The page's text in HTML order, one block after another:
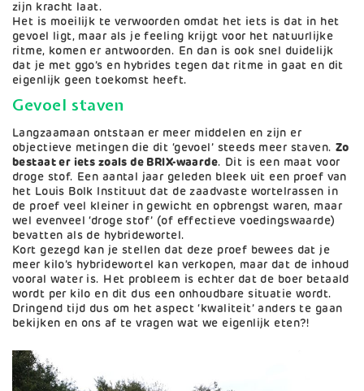
zijn kracht laat.
Het is moeilijk te verwoorden omdat het iets is dat in het
gevoel ligt, maar als je feeling krijgt voor het natuurlijke
ritme, komen er antwoorden. En dan is ook snel duidelijk
dat je met ggo’s en hybrides tegen dat ritme in gaat en dit
eigenlijk geen toekomst heeft.
Gevoel staven
Langzaamaan ontstaan er meer middelen en zijn er
objectieve metingen die dit ‘gevoel’ steeds meer staven. Zo
bestaat er iets zoals de BRIX-waarde. Dit is een maat voor
droge stof. Een aantal jaar geleden bleek uit een proef van
het Louis Bolk Instituut dat de zaadvaste wortelrassen in
de proef veel kleiner in gewicht en opbrengst waren, maar
wel evenveel ‘droge stof’ (of effectieve voedingswaarde)
bevatten als de hybridewortel.
Kort gezegd kan je stellen dat deze proef bewees dat je
meer kilo’s hybridewortel kan verkopen, maar dat de inhoud
vooral water is. Het probleem is echter dat de boer betaald
wordt per kilo en dit dus een onhoudbare situatie wordt.
Dringend tijd dus om het aspect ‘kwaliteit’ anders te gaan
bekijken en ons af te vragen wat we eigenlijk eten?!